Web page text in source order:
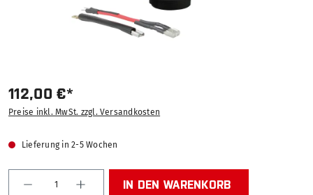
112,00 €*
Preise inkl. MwSt. zzgl. Versandkosten
Lieferung in 2-5 Wochen
Produkt Anzahl: Gib den gewünschten Wert ein
IN DEN WARENKORB